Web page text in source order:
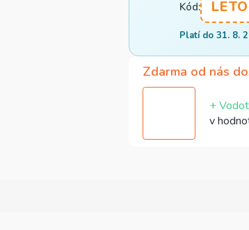
Kód:
Platí do 31. 8.
Zdarma od nás
+
v